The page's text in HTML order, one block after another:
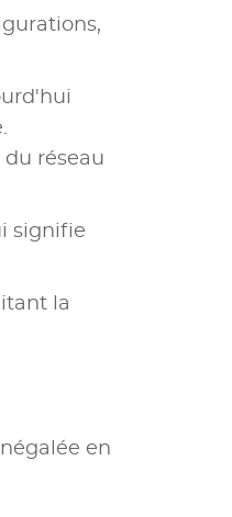
réseau
signifie
la
en